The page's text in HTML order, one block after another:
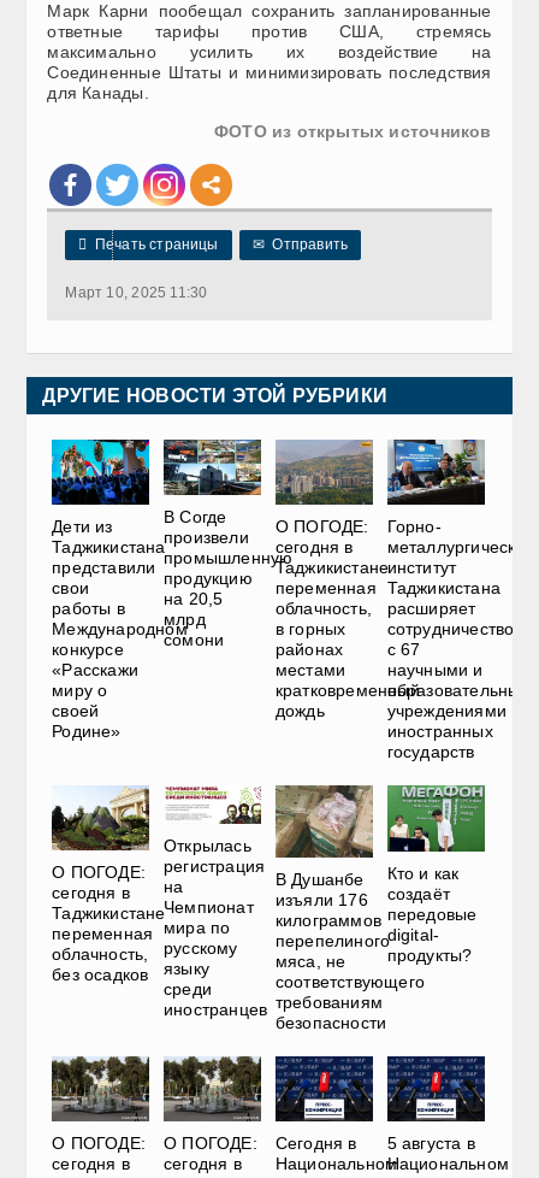
Марк Карни пообещал сохранить запланированные
ответные тарифы против США, стремясь
максимально усилить их воздействие на
Соединенные Штаты и минимизировать последствия
для Канады.
ФОТО из открытых источников
 Печать страницы ✉ Отправить
Март 10, 2025 11:30
ДРУГИЕ НОВОСТИ ЭТОЙ РУБРИКИ
Дети из
Таджикистана
представили
свои
работы в
Международном
конкурсе
«Расскажи
миру о
своей
Родине»
В Согде
произвели
промышленную
продукцию
на 20,5
млрд
сомони
О ПОГОДЕ:
сегодня в
Таджикистане
переменная
облачность,
в горных
районах
местами
кратковременный
дождь
Горно-
металлургический
институт
Таджикистана
расширяет
сотрудничество
с 67
научными и
учреждениями
иностранных
государств
О ПОГОДЕ:
сегодня в
Таджикистане
переменная
облачность,
без осадков
Открылась
регистрация
на
Чемпионат
мира по
русскому
языку
среди
иностранцев
В Душанбе
изъяли 176
килограммов
перепелиного
мяса, не
соответствующего
требованиям
безопасности
Кто и как
создаёт
передовые
digital-
продукты?
О ПОГОДЕ:
сегодня в
О ПОГОДЕ:
сегодня в
Сегодня в
Национальном
5 августа в
Национальном